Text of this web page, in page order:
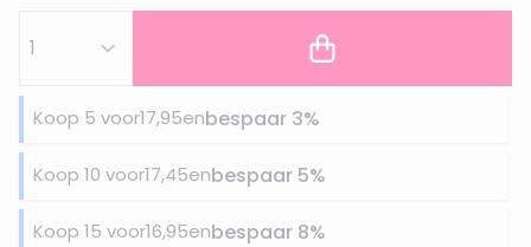
Koop 5 voor17,95enbespaar 3%
Koop 10 voor17,45enbespaar 5%
Koop 15 voor16,95enbespaar 8%